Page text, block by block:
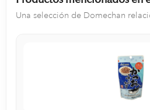
Una selección de Domechan